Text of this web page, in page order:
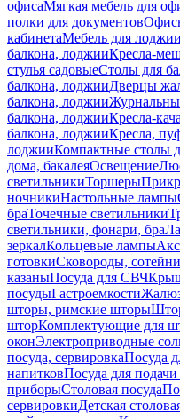
офисаМягкая мебель для
полки для документов
кабинетаМебель для
балкона, лоджииКресла-
стулья садовыеСтолы для
балкона, лоджииДверцы
балкона, лоджии
балкона, лоджииКресла-
балкона, лоджииКресла,
лоджииКомпактные столы
дома, бакалеяОсвещение
светильникиТоршеры
ночникиНастольные лампы
браТочечные светильники
светильники, фонари, бра
зеркалКольцевые лампы
готовкиСковороды,
казаныПосуда для СВЧ
посудыГастроемкости
шторы, римские шторы
шторКомплектующие для
оконЭлектроприводные
посуда, сервировкаПосуда
напитковПосуда для
приборыСтоловая посуда
сервировкиДетская